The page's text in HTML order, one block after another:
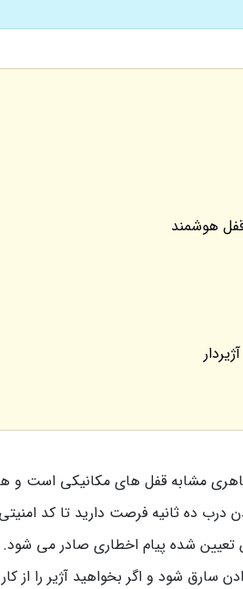
هوشمند
ظاهری مشابه قفل های مکانیکی
ده ثانیه فرصت دارید تا کد امنیتی
شده پیام اخطاری صادر می
سارق شود و اگر بخواهید آژیر را از